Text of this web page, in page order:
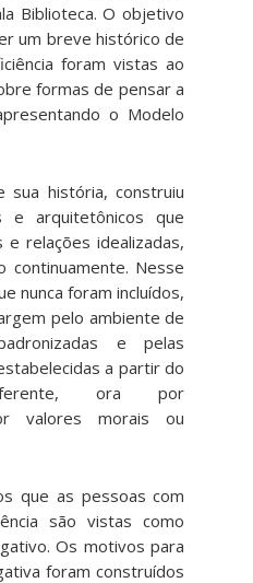
Biblioteca. O objetivo
um breve histórico de
foram vistas ao
formas de pensar a
o Modelo
sua história, construiu
e arquitetônicos que
relações idealizadas,
Nesse
nunca foram incluídos,
pelo ambiente de
e pelas
a partir do
ora por
valores morais ou
que as pessoas com
são vistas como
Os motivos para
foram construídos